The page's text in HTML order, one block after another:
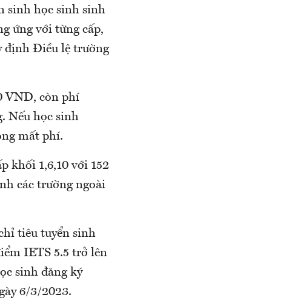
sinh học sinh sinh
ứng với từng cấp,
định Điều lệ trường
VND, còn phí
Nếu học sinh
mất phí.
khối 1,6,10 với 152
các trường ngoài
tiêu tuyển sinh
IETS 5.5 trở lên
sinh đăng ký
6/3/2023.